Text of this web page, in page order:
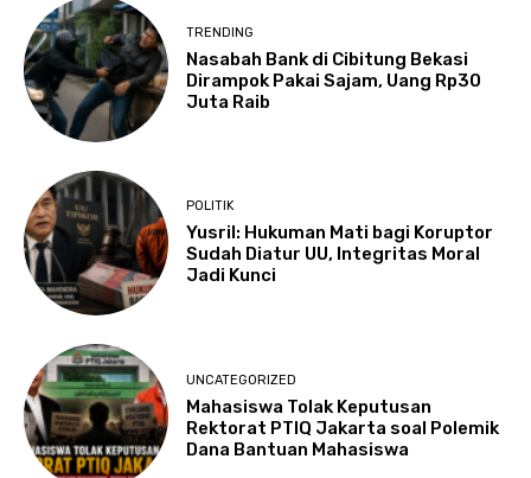
TRENDING
Nasabah Bank di Cibitung Bekasi
Dirampok Pakai Sajam, Uang Rp30
Juta Raib
POLITIK
Yusril: Hukuman Mati bagi Koruptor
Sudah Diatur UU, Integritas Moral
Jadi Kunci
UNCATEGORIZED
Mahasiswa Tolak Keputusan
Rektorat PTIQ Jakarta soal Polemik
Dana Bantuan Mahasiswa